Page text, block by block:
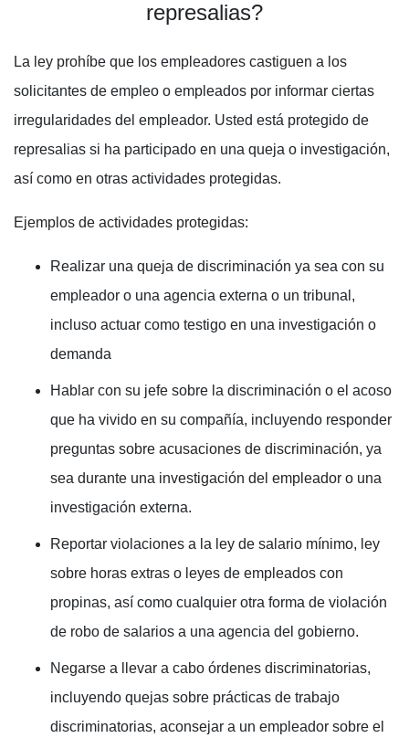
represalias?
La ley prohíbe que los empleadores castiguen a los
solicitantes de empleo o empleados por informar ciertas
irregularidades del empleador. Usted está protegido de
represalias si ha participado en una queja o investigación,
así como en otras actividades protegidas.
Ejemplos de actividades protegidas:
Realizar una queja de discriminación ya sea con su
empleador o una agencia externa o un tribunal,
incluso actuar como testigo en una investigación o
demanda
Hablar con su jefe sobre la discriminación o el acoso
que ha vivido en su compañía, incluyendo responder
preguntas sobre acusaciones de discriminación, ya
sea durante una investigación del empleador o una
investigación externa.
Reportar violaciones a la ley de salario mínimo, ley
sobre horas extras o leyes de empleados con
propinas, así como cualquier otra forma de violación
de robo de salarios a una agencia del gobierno.
Negarse a llevar a cabo órdenes discriminatorias,
incluyendo quejas sobre prácticas de trabajo
discriminatorias, aconsejar a un empleador sobre el